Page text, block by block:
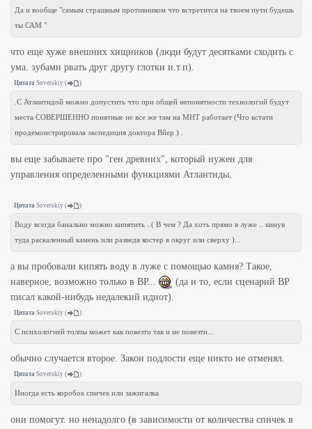
Да и вообще "самым страшным противником что встретится на твоем пути будешь
ты САМ "
что еще хуже внешних хищников (люди будут десятками сходить с
ума. зубами рвать друг другу глотки и.т.п).
Цитата Sovetskiy ( )
.С Атлантидой можно допустить что при общей непонятности технологий будут
места СОВЕРШЕННО понятные не все же там на МНТ работает (Что кстати
продемонстрировала экспедиция доктора Вйер ) .
вы еще забываете про "ген древних", который нужен для
управления определенными функциями Атлантиды.
Цитата Sovetskiy ( )
Воду всегда банально можно кипятить ..( В чем ? Да хоть прямо в луже .. кинув
туда раскаленный камень или разведя костер в округ или сверху )...
а вы пробовали кипять воду в луже с помощью камня? Такое,
наверное, возможно только в ВР...
(да и то, если сценарий ВР
писал какой-нибудь недалекий идиот).
Цитата Sovetskiy ( )
С психологией толпы может как повезти так и не повезти...
обычно случается второе. Закон подлости еще никто не отменял.
Цитата Sovetskiy ( )
Иногда есть коробок спичек или зажигалка
они помогут. но ненадолго (в зависимости от количества спичек в